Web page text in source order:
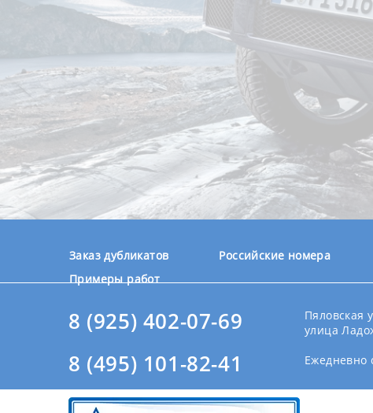
Заказ дубликатов Российские номера
Примеры работ
8 (925) 402-07-69
8 (495) 101-82-41
Пяловская
улица
Ежедневно